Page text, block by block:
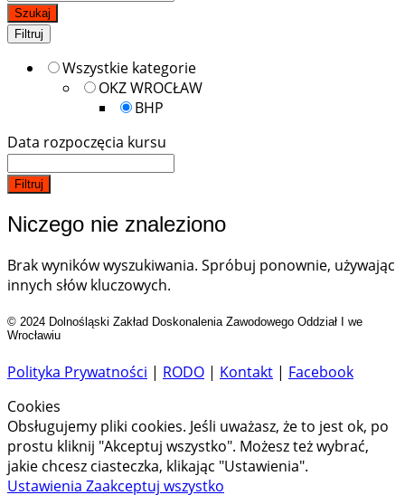
Szukaj
Filtruj
Wszystkie kategorie
OKZ WROCŁAW
BHP
Data rozpoczęcia kursu
Filtruj
Niczego nie znaleziono
Brak wyników wyszukiwania. Spróbuj ponownie, używając
innych słów kluczowych.
© 2024 Dolnośląski Zakład Doskonalenia Zawodowego Oddział I we
Wrocławiu
Polityka Prywatności | RODO | Kontakt | Facebook
Cookies
Obsługujemy pliki cookies. Jeśli uważasz, że to jest ok, po
prostu kliknij "Akceptuj wszystko". Możesz też wybrać,
jakie chcesz ciasteczka, klikając "Ustawienia".
Ustawienia Zaakceptuj wszystko